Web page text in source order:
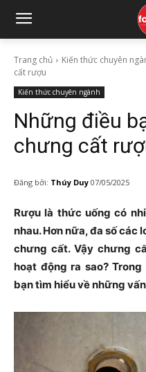
Trang chủ Kiến thức chuyên
cất rượu
Kiến thức chuyên ngành
Những điều
chưng cất
Đăng bởi: Thúy Duy 07/05/2025
Rượu là thức uống có
nhau. Hơn nữa, đa số các
chưng cất. Vậy chưng
hoạt động ra sao?
bạn tìm hiểu về những